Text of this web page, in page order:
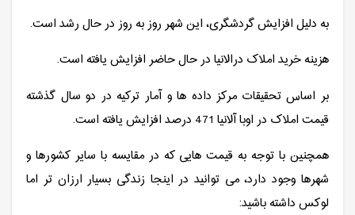
به دلیل افزایش گردشگری، این شهر روز به روز در حال رشد است.
هزینه خرید املاک درالانیا در حال حاضر افزایش یافته است.
بر اساس تحقیقات مرکز داده ها و آمار ترکیه در دو سال گذشته
قیمت املاک در اوبا آلانیا 471 درصد افزایش یافته است.
همچنین با توجه به قیمت هایی که در مقایسه با سایر کشورها و
شهرها وجود دارد، می توانید در اینجا زندگی بسیار ارزان تر اما
لوکس داشته باشید: